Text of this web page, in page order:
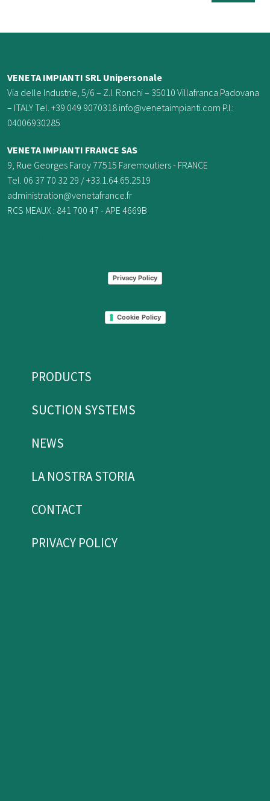
VENETA IMPIANTI SRL Unipersonale
Via delle Industrie, 5/6 – Z.I. Ronchi – 35010 Villafranca Padovana
– ITALY Tel. +39 049 9070318 info@venetaimpianti.com P.I.:
04006930285
VENETA IMPIANTI FRANCE SAS
9, Rue Georges Faroy 77515 Faremoutiers - FRANCE
Tel. 06 37 70 32 29 / +33.1.64.65.2519
administration@venetafrance.fr
RCS MEAUX : 841 700 47 - APE 4669B
Privacy Policy
Cookie Policy
PRODUCTS
SUCTION SYSTEMS
NEWS
LA NOSTRA STORIA
CONTACT
PRIVACY POLICY